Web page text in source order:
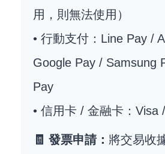
用，則無法使用）
• 行動支付：Line Pay /
Google Pay / Samsung
Pay
• 信用卡 / 金融卡：Visa
🧾 發票申請： 將交易收